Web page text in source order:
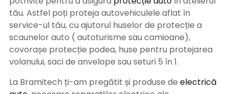
tău. Astfel poți proteja autovehiculele aflat în
service-ul tău, cu ajutorul huselor de protecție a
scaunelor auto ( autoturisme sau camioane),
covorașe protecție podea, huse pentru protejarea
volanului, saci de anvelope sau seturi 5 în 1.
La Bramitech ți-am pregătit și produse de electrică